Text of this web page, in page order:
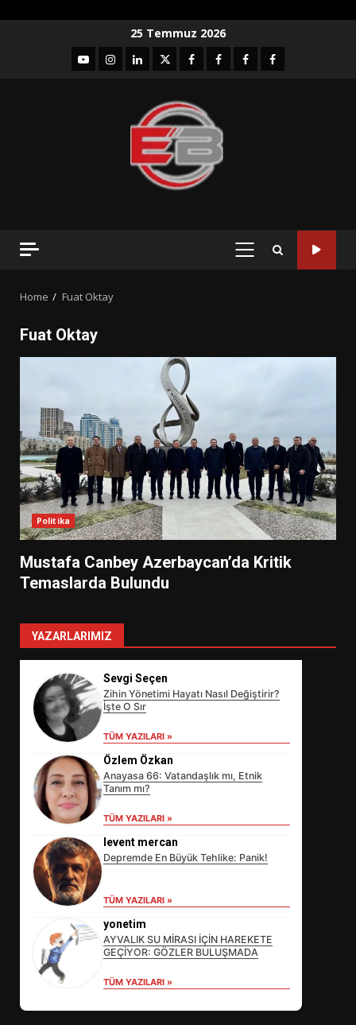
25 Temmuz 2026
YouTubeInstagram
LinkedIntwitterfacebook-Facebook-
Facebook-Facebook-
PRIMARY
Home Fuat Oktay
Fuat Oktay
Politika
Mustafa Canbey Azerbaycan’da Kritik
Temaslarda Bulundu
YAZARLARIMIZ
Sevgi Seçen
Zihin Yönetimi Hayatı Nasıl Değiştirir?
İşte O Sır
TÜM YAZILARI »
Özlem Özkan
Anayasa 66: Vatandaşlık mı, Etnik
Tanım mı?
TÜM YAZILARI »
levent mercan
Depremde En Büyük Tehlike: Panik!
TÜM YAZILARI »
yonetim
AYVALIK SU MİRASI İÇİN HAREKETE
GEÇİYOR: GÖZLER BULUŞMADA
TÜM YAZILARI »
SÜRDÜRÜLEBİLİRLİKTE NE
DEĞİŞECEK?